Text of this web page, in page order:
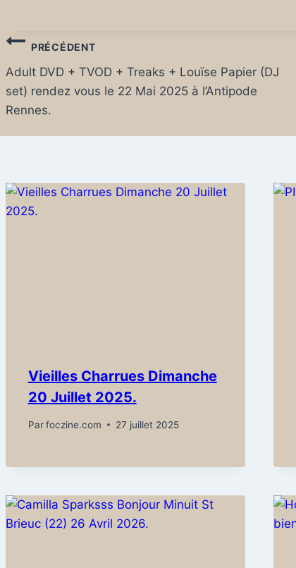
Navigation
de
l’article
PRÉCÉDENT
Adult DVD + TVOD + Treaks + Louïse Papier (DJ
set) rendez vous le 22 Mai 2025 à l’Antipode
Rennes.
Vieilles Charrues Dimanche
20 Juillet 2025.
Par foczine.com 27 juillet 2025